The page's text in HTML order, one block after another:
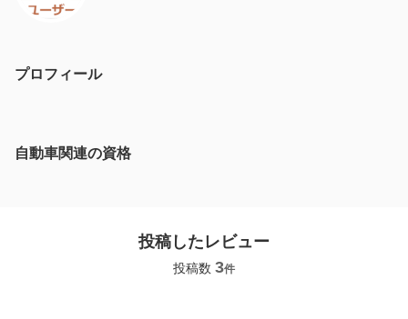
プロフィール
自動車関連の資格
投稿したレビュー
投稿数 3件